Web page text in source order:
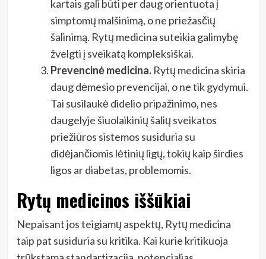
kartais gali būti per daug orientuota į
simptomų malšinimą, o ne priežasčių
šalinimą. Rytų medicina suteikia galimybę
žvelgti į sveikatą kompleksiškai.
Prevencinė medicina.Rytų medicina skiria
daug dėmesio prevencijai, o ne tik gydymui.
Tai susilaukė didelio pripažinimo, nes
daugelyje šiuolaikinių šalių sveikatos
priežiūros sistemos susiduria su
didėjančiomis lėtinių ligų, tokių kaip širdies
ligos ar diabetas, problemomis.
Rytų medicinos iššūkiai
Nepaisant jos teigiamų aspektų, Rytų medicina
taip pat susiduria su kritika. Kai kurie kritikuoja